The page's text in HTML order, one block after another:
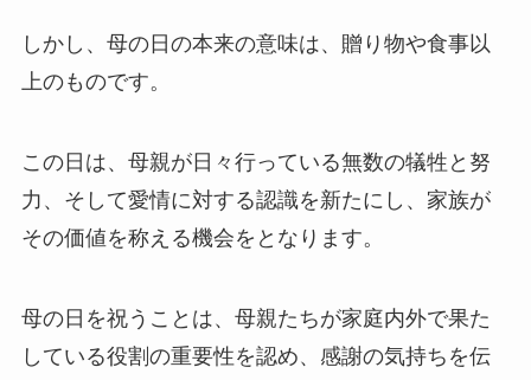
しかし、母の日の本来の意味は、贈り物や食事以
上のものです。
この日は、母親が日々行っている無数の犠牲と努
力、そして愛情に対する認識を新たにし、家族が
その価値を称える機会をとなります。
母の日を祝うことは、母親たちが家庭内外で果た
している役割の重要性を認め、感謝の気持ちを伝